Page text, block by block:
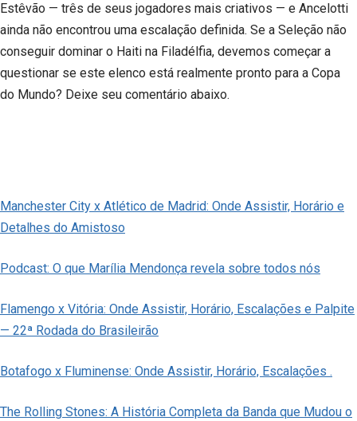
Estêvão — três de seus jogadores mais criativos — e Ancelotti
ainda não encontrou uma escalação definida. Se a Seleção não
conseguir dominar o Haiti na Filadélfia, devemos começar a
questionar se este elenco está realmente pronto para a Copa
do Mundo? Deixe seu comentário abaixo.
Manchester City x Atlético de Madrid: Onde Assistir, Horário e
Detalhes do Amistoso
Podcast: O que Marília Mendonça revela sobre todos nós
Flamengo x Vitória: Onde Assistir, Horário, Escalações e Palpite
— 22ª Rodada do Brasileirão
Botafogo x Fluminense: Onde Assistir, Horário, Escalações .
The Rolling Stones: A História Completa da Banda que Mudou o